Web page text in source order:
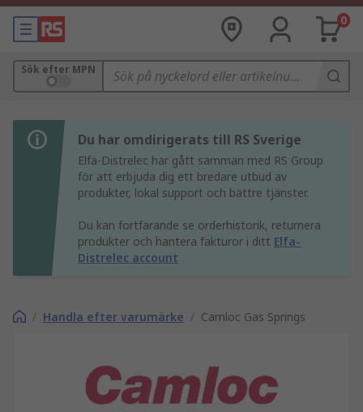
0
Sök efter MPN
Du har omdirigerats till RS Sverige
Elfa-Distrelec har gått samman med RS Group
för att erbjuda dig ett bredare utbud av
produkter, lokal support och bättre tjänster.
Du kan fortfarande se orderhistorik, returnera
produkter och hantera fakturor i ditt Elfa-
Distrelec account
/ Handla efter varumärke / Camloc Gas Springs